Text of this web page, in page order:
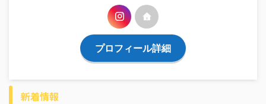
プロフィール詳細
新着情報